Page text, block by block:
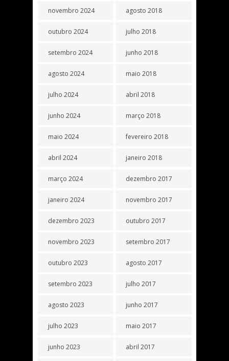
novembro 2024
outubro 2024
setembro 2024
agosto 2024
julho 2024
junho 2024
maio 2024
abril 2024
março 2024
janeiro 2024
dezembro 2023
novembro 2023
outubro 2023
setembro 2023
agosto 2023
julho 2023
junho 2023
agosto 2018
julho 2018
junho 2018
maio 2018
abril 2018
março 2018
fevereiro 2018
janeiro 2018
dezembro 2017
novembro 2017
outubro 2017
setembro 2017
agosto 2017
julho 2017
junho 2017
maio 2017
abril 2017